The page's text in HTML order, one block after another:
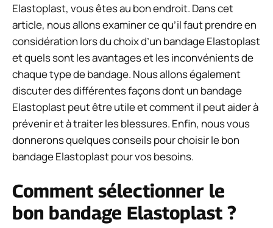
Elastoplast, vous êtes au bon endroit. Dans cet
article, nous allons examiner ce qu’il faut prendre en
considération lors du choix d’un bandage Elastoplast
et quels sont les avantages et les inconvénients de
chaque type de bandage. Nous allons également
discuter des différentes façons dont un bandage
Elastoplast peut être utile et comment il peut aider à
prévenir et à traiter les blessures. Enfin, nous vous
donnerons quelques conseils pour choisir le bon
bandage Elastoplast pour vos besoins.
Comment sélectionner le
bon bandage Elastoplast ?